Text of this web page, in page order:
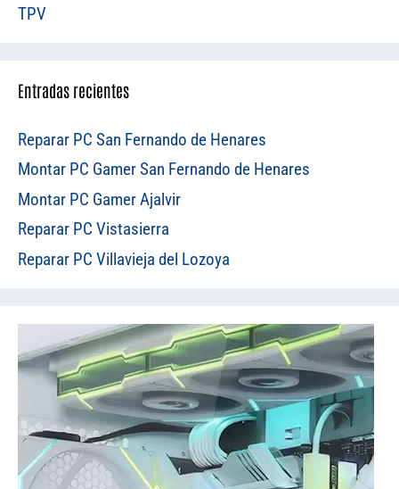
TPV
Entradas recientes
Reparar PC San Fernando de Henares
Montar PC Gamer San Fernando de Henares
Montar PC Gamer Ajalvir
Reparar PC Vistasierra
Reparar PC Villavieja del Lozoya